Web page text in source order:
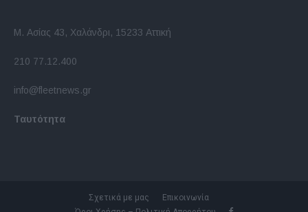
Μ. Ασίας 43, Χαλάνδρι, 15233 Αττική
210 77.12.400
info@fleetnews.gr
Ταυτότητα
Σχετικά με μας
Επικοινωνία